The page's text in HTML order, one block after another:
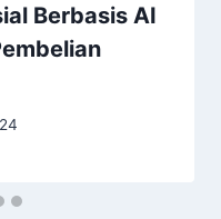
Berbasis AI